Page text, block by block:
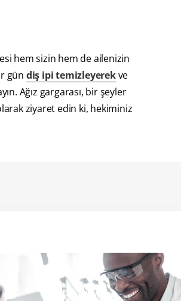
hem sizin hem de ailenizin
gün diş ipi temizleyerekve
Ağız gargarası, bir şeyler
ziyaret edin ki, hekiminiz